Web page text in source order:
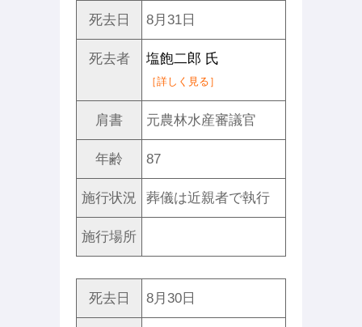
死去日 8月31日
死去者 塩飽二郎 氏
［詳しく見る］
肩書 元農林水産審議官
年齢 87
施行状況 葬儀は近親者で執行
施行場所
死去日 8月30日